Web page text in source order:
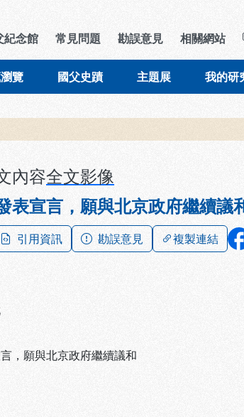
導覽列區塊
紀念館 常見問題 勘誤意見 相關網站
覽 國父史蹟 主題展 我的研
內容全文影像
表宣言，願與北京政府繼續議
引用資訊 勘誤意見 複製連結
，願與北京政府繼續議和